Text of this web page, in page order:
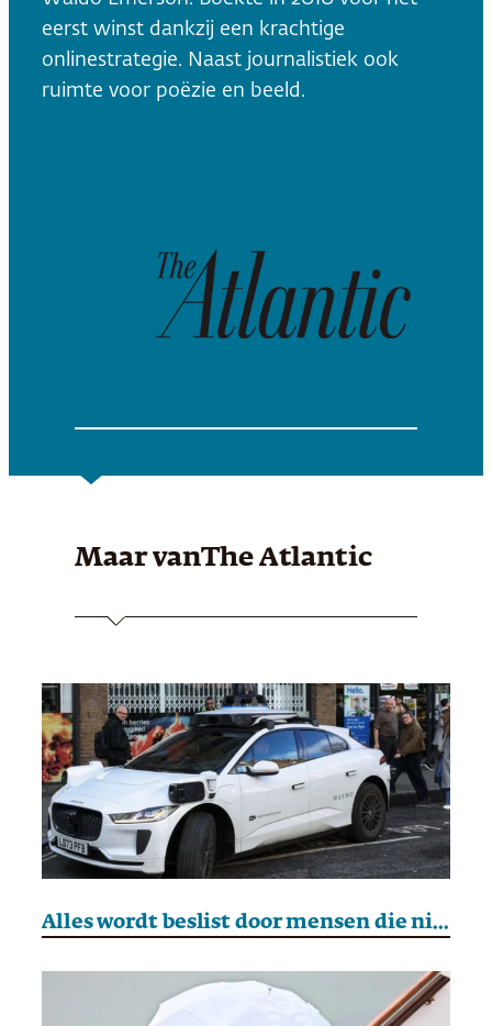
eerst winst dankzij een krachtige
onlinestrategie. Naast journalistiek ook
ruimte voor poëzie en beeld.
Maar vanThe Atlantic
Alles wordt beslist door mensen die niet van mensen houden